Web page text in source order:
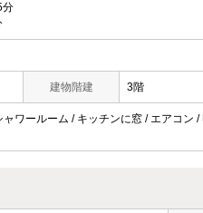
建物階建 3階
ワールーム / キッチンに窓 / エアコ